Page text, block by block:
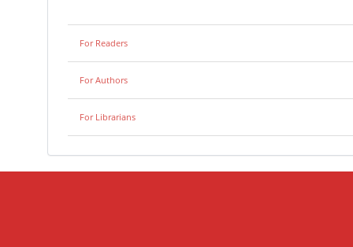
For Readers
For Authors
For Librarians